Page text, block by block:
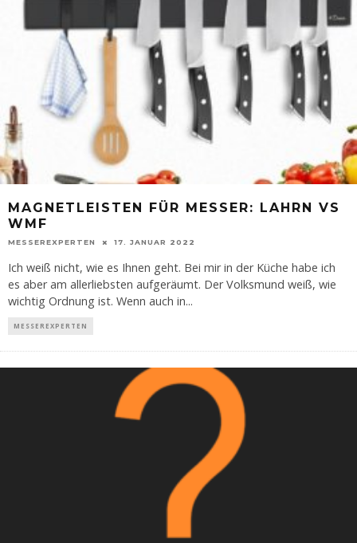
MAGNETLEISTEN FÜR MESSER: LAHRN VS
WMF
MESSEREXPERTEN 17. JANUAR 2022
Ich weiß nicht, wie es Ihnen geht. Bei mir in der Küche habe ich
es aber am allerliebsten aufgeräumt. Der Volksmund weiß, wie
wichtig Ordnung ist. Wenn auch in...
MESSEREXPERTEN